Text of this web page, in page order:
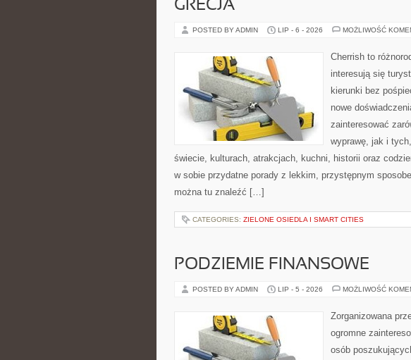
GRECJA
POSTED BY ADMIN LIP - 6 - 2026 MOŻLIWOŚĆ
Cherrish to
interesują się
kierunki bez
nowe
zainteresować
wyprawę, jak i
świecie, kulturach, atrakcjach, kuchni, historii oraz
w sobie przydatne porady z lekkim, przystępnym
można tu znaleźć […]
CATEGORIES: ZIELONE OSIEDLA I SMART CITIES
PODZIEMIE FINANSOWE
POSTED BY ADMIN LIP - 5 - 2026 MOŻLIWOŚĆ
Zorganizowana
ogromne
osób